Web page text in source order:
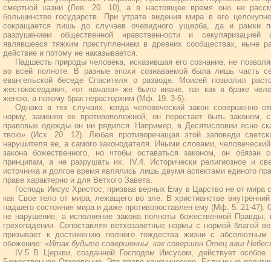
смертной казни (Лев. 20. 10), а в настоящее время оно не
большинстве государств. При утрате видения мира в его
сокращается лишь до случаев очевидного ущерба, да и рамки
разрушением общественной нравственности и секуляризацией
являвшееся тяжким преступлением в древних сообществах, ныне
действие и потому не наказывается.
Падшесть природы человека, исказившая его сознание, не
во всей полноте. В разные эпохи сознаваемой была лишь часть
евангельской беседе Спасителя о разводе. Моисей позволил
жестокосердию», «от начала» же было иначе, так как в браке
женою, а потому брак нерасторжим (Мф. 19. 3-6).
Однако в тех случаях, когда человеческий закон совершенно
норму, заменяя ее противоположной, он перестает быть законом,
правовые одежды он ни рядился. Например, в Десятисловии ясно
твою» (Исх. 20. 12). Любая противоречащая этой заповеди
нарушителя ее, а самого законодателя. Иными словами,
закона божественного, но чтобы оставаться законом, он обязан
принципам, а не разрушать их. IV.4. Исторически религиозное и
источника и долгое время являлись лишь двумя аспектами единого
праве характерно и для Ветхого Завета.
Господь Иисус Христос, призвав верных Ему в Царство не от мира
как Свое тело от мира, лежащего во зле. В христианстве
падшего состояния мира и даже противопоставлен ему (Мф. 5. 21-47).
не нарушение, а исполнение закона полноты божественной Правды,
грехопадении. Сопоставляя ветхозаветные нормы с нормой благой
призывает к достижению полного тождества жизни с
обожению: «Итак будьте совершенны, как совершен Отец ваш
IV.5 В Церкви, созданной Господом Иисусом, действует особое